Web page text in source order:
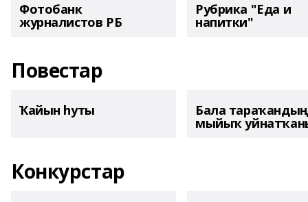
Фотобанк
журналистов РБ
Рубрика "Еда и
напитки"
Повестар
Ҡайын һуты Бала тараҡандың
мыйыҡ
Конкурстар